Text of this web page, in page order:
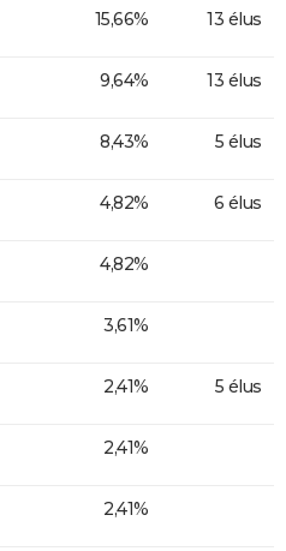
15,66% 13 élus
9,64% 13 élus
8,43% 5 élus
4,82% 6 élus
4,82%
3,61%
2,41% 5 élus
2,41%
2,41%